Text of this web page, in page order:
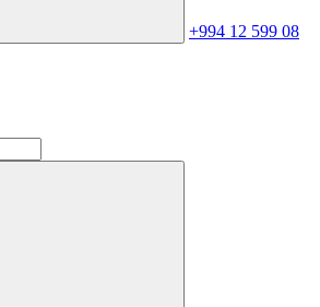
+994 12 599 08